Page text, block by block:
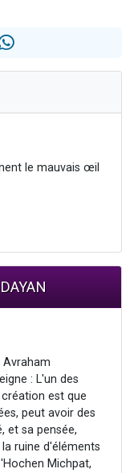
pour Sauvez la jambe de Yohan
Torah-Box Music
29 personnes viennent de demander une bénédiction
le mauvais œil
Avraham
: L'un des
est que
peut avoir des
et sa pensée,
ruine d'éléments
Michpat,